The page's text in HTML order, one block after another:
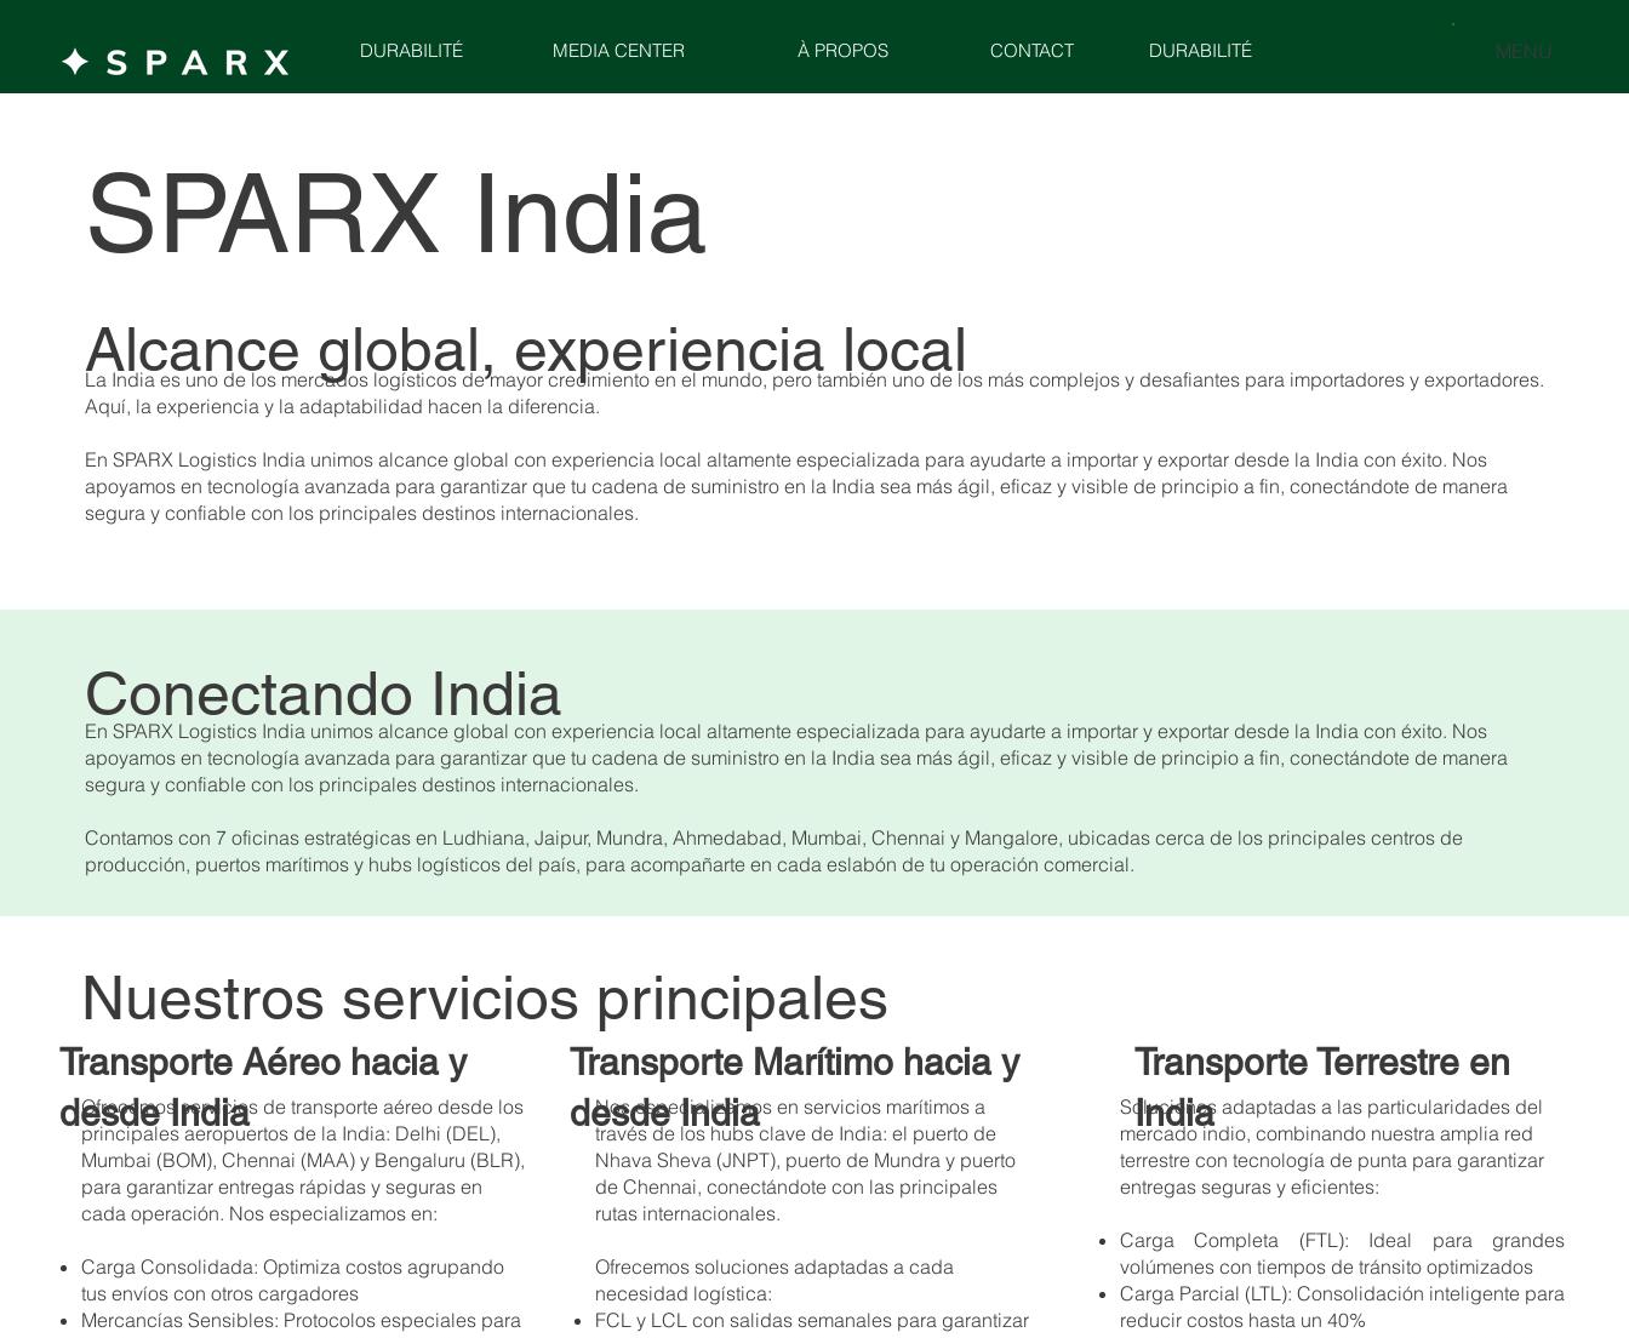
DURABILITÉ MEDIA CENTER À PROPOS CONTACT DURABILITÉ MENU
SPARX India
Alcance global, experiencia local
La India es uno de los mercados logísticos de mayor crecimiento en el mundo, pero también uno de los más complejos y desafiantes para importadores y exportadores.
Aquí, la experiencia y la adaptabilidad hacen la diferencia.
En SPARX Logistics India unimos alcance global con experiencia local altamente especializada para ayudarte a importar y exportar desde la India con éxito. Nos
apoyamos en tecnología avanzada para garantizar que tu cadena de suministro en la India sea más ágil, eficaz y visible de principio a fin, conectándote de manera
segura y confiable con los principales destinos internacionales.
Conectando India
En SPARX Logistics India unimos alcance global con experiencia local altamente especializada para ayudarte a importar y exportar desde la India con éxito. Nos
apoyamos en tecnología avanzada para garantizar que tu cadena de suministro en la India sea más ágil, eficaz y visible de principio a fin, conectándote de manera
segura y confiable con los principales destinos internacionales.
Contamos con 7 oficinas estratégicas en Ludhiana, Jaipur, Mundra, Ahmedabad, Mumbai, Chennai y Mangalore, ubicadas cerca de los principales centros de
producción, puertos marítimos y hubs logísticos del país, para acompañarte en cada eslabón de tu operación comercial.
Nuestros servicios principales
Transporte Aéreo hacia y
desde India
Transporte Marítimo hacia y
desde India
Transporte Terrestre en
India
Ofrecemos servicios de transporte aéreo desde los
principales aeropuertos de la India: Delhi (DEL),
Mumbai (BOM), Chennai (MAA) y Bengaluru (BLR),
para garantizar entregas rápidas y seguras en
cada operación. Nos especializamos en:
Carga Consolidada: Optimiza costos agrupando
tus envíos con otros cargadores
Mercancías Sensibles: Protocolos especiales para
Nos especializamos en servicios marítimos a
través de los hubs clave de India: el puerto de
Nhava Sheva (JNPT), puerto de Mundra y puerto
de Chennai, conectándote con las principales
rutas internacionales.
Ofrecemos soluciones adaptadas a cada
necesidad logística:
FCL y LCL con salidas semanales para garantizar
Soluciones adaptadas a las particularidades del
mercado indio, combinando nuestra amplia red
terrestre con tecnología de punta para garantizar
entregas seguras y eficientes:
Carga Completa (FTL): Ideal para grandes
volúmenes con tiempos de tránsito optimizados
Carga Parcial (LTL): Consolidación inteligente para
reducir costos hasta un 40%